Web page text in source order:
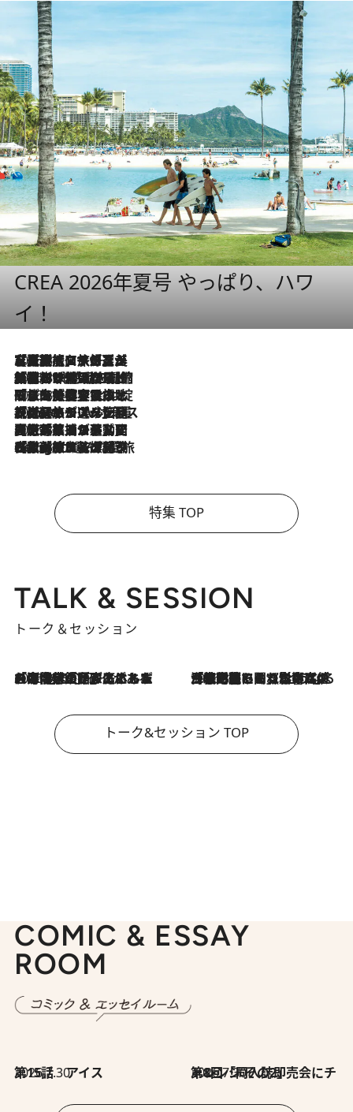
CREA 2026年夏号 やっぱり、ハワ
イ！
2026.8.7
【厳選旅コスメ】「多機能アイテムがメイン！」旅好き美容エディターが選んだ夏旅ベストコスメを発表【Mサイズジップ】
2026.8.6
「荷物が増えるほど旅ストレスは増す」美容ジャーナリストがたどり着いた最終結論。“化粧品を劇的に減らす”感動の凝縮美容とは
2026.8.6
「旅先には金髪ウィッグを持参」日本と同じメイクでは損してる!? 美容ジャーナリストが提案する“掟破りの旅美容”とは
2026.8.6
【厳選旅コスメ】「身軽さ＆UV対策重視！」ヘアアーティストshucoが選んだ夏旅ベストコスメを発表【Mサイズジップ】
2026.8.5
【厳選旅コスメ】国内をあちこち移動する河井菜摘が選んだ夏旅ベストコスメ発表！「リラックスアイテムはマスト」【Mサイズジップ】
2026.8.4
【厳選旅コスメ】「紫外線＆乾燥対策しながらメイク感も！」ヘア＆メイクGeorgeが選んだ夏旅ベストコスメを発表！【Mサイズジップ】
特集 TOP
TALK & SESSION
トーク＆セッション
2026.8.3
「今後値上げがあるとすれば…」「リスクがあるのは今年の冬」エネルギー専門家が語る、ホルムズ海峡封鎖が家庭にもたらす“ある心配” 2026.8.3
「住宅建てられない…」「サーチャージ料の高値が続いている」ホルムズ海峡封鎖による影響はいつまで続く？《エネルギー専門家に聞く“どうなる日本の暮らし”》
トーク&セッション TOP
COMIC & ESSAY
ROOM
2026.7.30
第15話 アイス 2026.7.30
第8回「同人誌即売会にチャレンジ その2」